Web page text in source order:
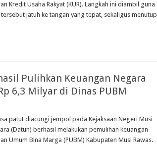
Kredit Usaha Rakyat (KUR). Langkah ini diambil guna
jatuh ke tangan yang tepat, sekaligus menutup
Pulihkan Keuangan Negara
6,3 Milyar di Dinas PUBM
patut diacungi jempol pada Kejaksaan Negeri Musi
(Datun) berhasil melakukan pemulihan keuangan
Umum Bina Marga (PUBM) Kabupaten Musi Rawas.